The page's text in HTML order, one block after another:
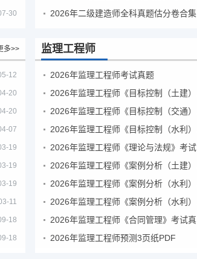
30
多>>
12
20
20
07
19
19
19
11
18
18
监理工程师
2026年监理工程师考试真题
2026年监理工程师预测3页纸PDF